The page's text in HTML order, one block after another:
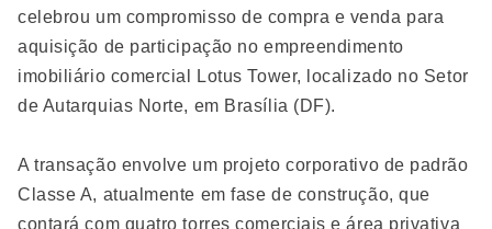
celebrou um compromisso de compra e venda para
aquisição de participação no empreendimento
imobiliário comercial Lotus Tower, localizado no Setor
de Autarquias Norte, em Brasília (DF).
A transação envolve um projeto corporativo de padrão
Classe A, atualmente em fase de construção, que
contará com quatro torres comerciais e área privativa